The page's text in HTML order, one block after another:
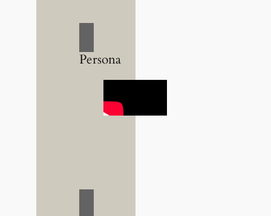
Persona